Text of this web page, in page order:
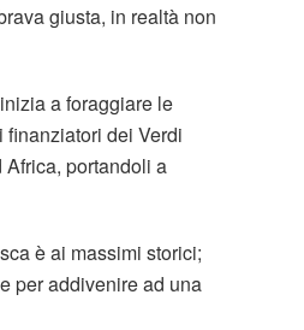
giusta, in realtà non
a foraggiare le
dei Verdi
portandoli a
è ai massimi storici;
per addivenire ad una